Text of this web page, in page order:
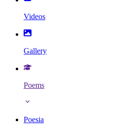
Videos
Gallery
Poems
Poesia